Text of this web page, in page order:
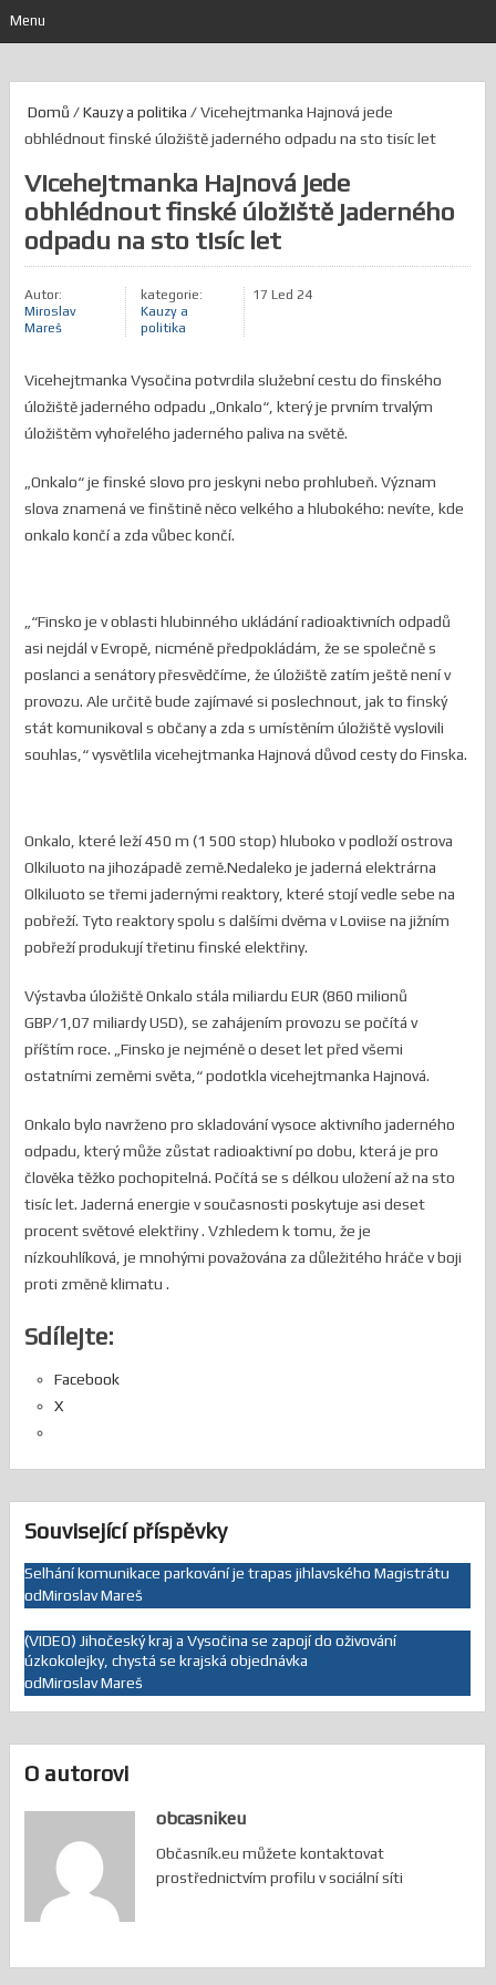
Menu
Domů /Kauzy a politika / Vicehejtmanka Hajnová jede
obhlédnout finské úložiště jaderného odpadu na sto tisíc let
Vicehejtmanka Hajnová jede
obhlédnout finské úložiště jaderného
odpadu na sto tisíc let
Autor:
Miroslav
Mareš
kategorie:
Kauzy a
politika
17 Led 24
Vicehejtmanka Vysočina potvrdila služební cestu do finského
úložiště jaderného odpadu „Onkalo“, který je prvním trvalým
úložištěm vyhořelého jaderného paliva na světě.
„Onkalo“ je finské slovo pro jeskyni nebo prohlubeň. Význam
slova znamená ve finštině něco velkého a hlubokého: nevíte, kde
onkalo končí a zda vůbec končí.
„“Finsko je v oblasti hlubinného ukládání radioaktivních odpadů
asi nejdál v Evropě, nicméně předpokládám, že se společně s
poslanci a senátory přesvědčíme, že úložiště zatím ještě není v
provozu. Ale určitě bude zajímavé si poslechnout, jak to finský
stát komunikoval s občany a zda s umístěním úložiště vyslovili
souhlas,“ vysvětlila vicehejtmanka Hajnová důvod cesty do Finska.
Onkalo, které leží 450 m (1 500 stop) hluboko v podloží ostrova
Olkiluoto na jihozápadě země.Nedaleko je jaderná elektrárna
Olkiluoto se třemi jadernými reaktory, které stojí vedle sebe na
pobřeží. Tyto reaktory spolu s dalšími dvěma v Loviise na jižním
pobřeží produkují třetinu finské elektřiny.
Výstavba úložiště Onkalo stála miliardu EUR (860 milionů
GBP/1,07 miliardy USD), se zahájením provozu se počítá v
příštím roce. „Finsko je nejméně o deset let před všemi
ostatními zeměmi světa,“ podotkla vicehejtmanka Hajnová.
Onkalo bylo navrženo pro skladování vysoce aktivního jaderného
odpadu, který může zůstat radioaktivní po dobu, která je pro
člověka těžko pochopitelná. Počítá se s délkou uložení až na sto
tisíc let. Jaderná energie v současnosti poskytuje asi deset
procent světové elektřiny . Vzhledem k tomu, že je
nízkouhlíková, je mnohými považována za důležitého hráče v boji
proti změně klimatu .
Sdílejte:
Facebook
X
Související příspěvky
Selhání komunikace parkování je trapas jihlavského Magistrátu
odMiroslav Mareš
(VIDEO) Jihočeský kraj a Vysočina se zapojí do oživování
úzkokolejky, chystá se krajská objednávka
odMiroslav Mareš
O autorovi
obcasnikeu
Občasník.eu můžete kontaktovat
prostřednictvím profilu v sociální síti